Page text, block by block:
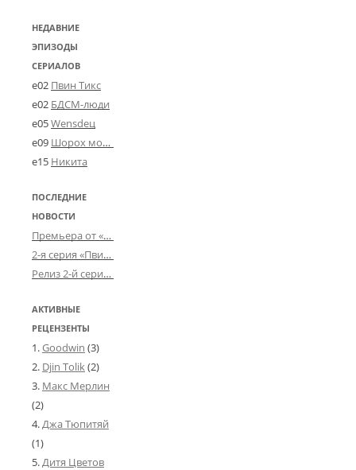
НЕДАВНИЕ
ЭПИЗОДЫ
СЕРИАЛОВ
e02 Пвин Тикс
e02 БДСМ-люди
e05Wensdeц
e09 Шорох мозговины
e15 Никита
ПОСЛЕДНИЕ
НОВОСТИ
Премьера от «Усталого королевства»: «Игорь начал»
2-я серия «Пвин Тикса» от 2-D
Релиз 2-й серии «БДСМ-людей» от «Аркада Фильм»
АКТИВНЫЕ
РЕЦЕНЗЕНТЫ
Goodwin (3)
Djin Tolik(2)
Макс Мерлин
(2)
Джа Тюпитяй
(1)
Дитя Цветов